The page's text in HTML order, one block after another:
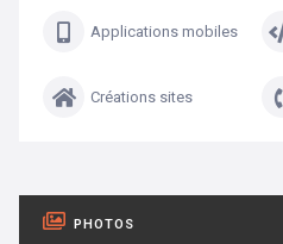
Applications mobiles
Créations sites
PHOTOS